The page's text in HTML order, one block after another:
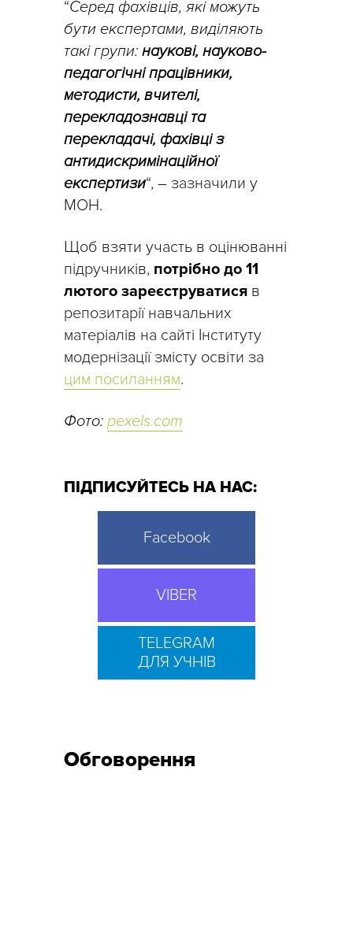
“Серед фахівців, які можуть
бути експертами, виділяють
такі групи: наукові, науково-
педагогічні працівники,
методисти, вчителі,
перекладознавці та
перекладачі, фахівці з
антидискримінаційної
експертизи“, – зазначили у
МОН.
Щоб взяти участь в оцінюванні
підручників, потрібно до 11
лютого зареєструватися в
репозитарії навчальних
матеріалів на сайті Інституту
модернізації змісту освіти за
цим посиланням.
Фото: pexels.com
ПІДПИСУЙТЕСЬ НА НАС:
Facebook
VIBER
TELEGRAM
ДЛЯ УЧНІВ
Обговорення